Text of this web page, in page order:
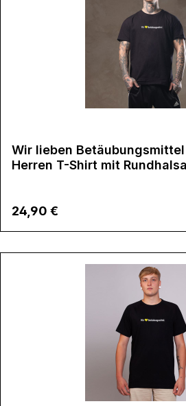
Wir lieben
Herren T-Shirt mit
Regulärer Preis:
24,90 €